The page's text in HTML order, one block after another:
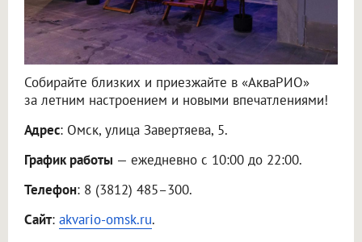
Собирайте близких и приезжайте в «АкваРИО»
за летним настроением и новыми впечатлениями!
Адрес: Омск, улица Завертяева, 5.
График работы — ежедневно с 10:00 до 22:00.
Телефон: 8 (3812) 485–300.
Сайт: akvario-omsk.ru.